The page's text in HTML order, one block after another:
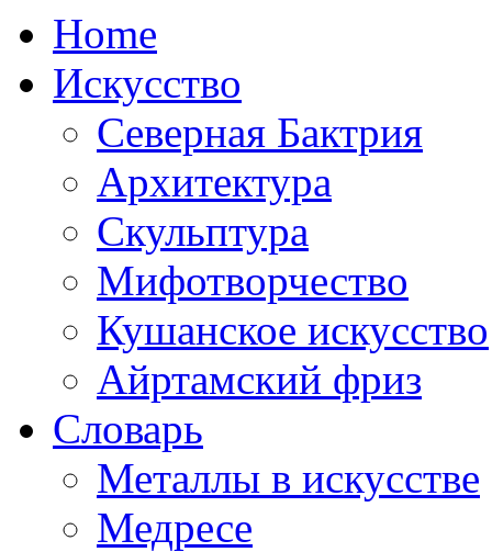
Home
Искусство
Северная Бактрия
Архитектура
Скульптура
Мифотворчество
Кушанское искусство
Айртамский фриз
Словарь
Металлы в искусстве
Медресе